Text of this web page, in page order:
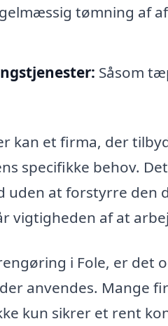
tømning af
Såsom
kan et firma, der
specifikke behov.
uden at forstyrre den
vigtigheden af at
i Fole, er det
anvendes. Mange
kun sikrer et rent